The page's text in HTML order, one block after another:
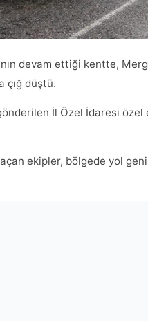
devam ettiği kentte,
çığ düştü.
İl Özel İdaresi
ekipler, bölgede yol